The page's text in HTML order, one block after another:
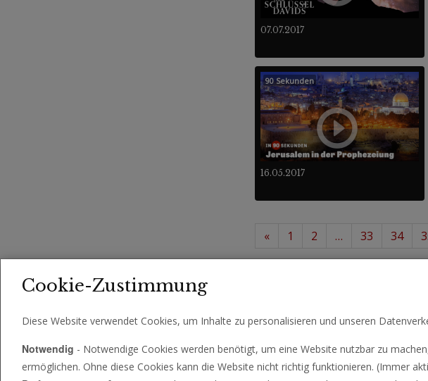
07.07.2017
16.05.2017
90 Sekunden
« 1 2 … 33 34
Cookie-Zustimmung
Diese Website verwendet Cookies, um Inhalte zu personalisieren und unseren
Notwendig - Notwendige Cookies werden benötigt, um eine Website nutzbar zu
ermöglichen. Ohne diese Cookies kann die Website nicht richtig funktionieren. (Immer